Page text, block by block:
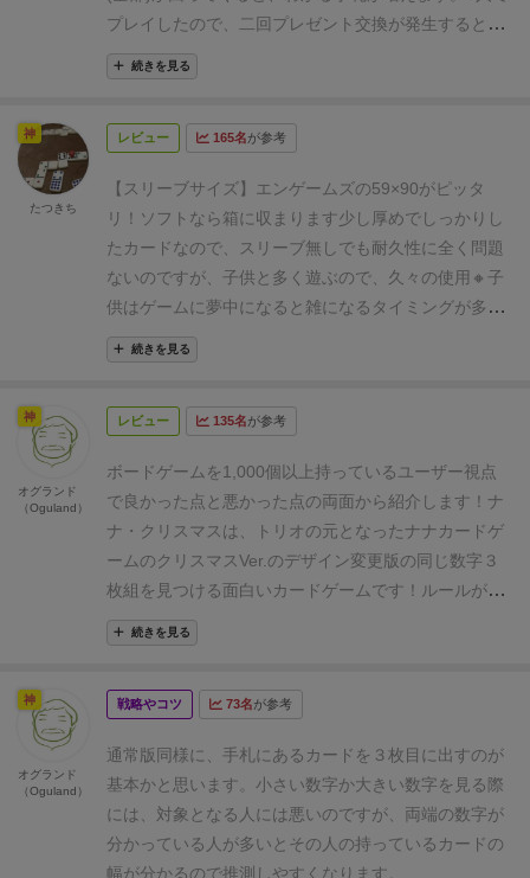
神経衰弱なのですが、通常の神経衰弱との違いは、場
にカードを並べるだけでなく、手札としても配りま
す。そのため、3枚のカードは自分や相手もしくは場
相手や自分のカードで公開できるのは、1番小さい数
字か大きい数字のみです。「◯◯ちゃんの1番大きな
数字見せてください」のような感じで公開していきま
す。同じ数字を2枚持っていても、公開するのは1枚だ
けです。3セットそろえる、足したり引いたりすると7
になるペアをそろえる、もしくは7をそろえた人の勝
ちです。 足し引きして7になる数はカードの下に書か
れているので、ぱっと計算できない子でもわかりま
す。また、7をそろえれば1セットだけで勝利ですが、
す。対象年齢6歳からのゲームなので、色んなゲーム
っていたのですが、なかなか難しいようです。
手札は
絶対に秘密にしなければならないのに、ついこれ2枚
ある〜とか言ってしまうし、まだ端っこにない数字が
3か所どこにあるかわかると出してしまったり。あと
は論理的思考というか、『ママと姉の1番小さい数字
が2で、自分は持ってないから、もう一枚はどちらか
は、まだ難しいようで、記憶力勝負の行き当たりばっ
たりな感じです。そもそも6と9が区別ついてないの
で、並べた時に間違ってたりします（笑） 子供の手で
カードを持ちながら小さい順に並べるのは難しく、カ
ードを落として公開してしまったりするので、カード
スタンドは必要です。もしくは手前に伏せて並べるか
ですね。
7歳なりたて娘と夫には、とっても刺さった
プレイしたので、二回プレゼント交換が発生すると、
過半数以上の手札がわかるので、エンディングに向け
てのスピードが相当、加速して楽しさが増したように
オススメします！
続きを見る
レビュー 165名が参考
【スリーブサイズ】
エンゲームズの59×90がピッタ
リ！ ソフトなら箱に収まります少し厚めでしっかりし
たカードなので、スリーブ無しでも耐久性に全く問題
ないのですが、子供と多く遊ぶので、久々の使用 🔸子
供はゲームに夢中になると雑になるタイミングが多々
あります。仕方の無い事ですが🔸
バージョン🎄🪅
ドから🔔ジングルベル🔔やクリスマスソングが聞こえ
した様に感じます🛷神アート⛄️
ルール自体は『ナナ』
と同じですが、🔸新ルール【プレゼント交換】が加わ
りました
偶数カードの左右の下に🎁プレゼントマーク
が描いてあり、そのカードをセットで獲得すると 『プ
レゼント交換』→手札全て時計回りで隣に渡す🔁ドラ
フトが発生します（全員一斉に手札を交換）
くる当たりにデザイナー宮野さんが、今ノリノリなの
が伝わります→何気に神ががってる❣️
ゼント交換🎁は無くても今まで通り楽しめますが、あ
った方が、悲鳴など声を出して盛り上がるので、あっ
た方がより楽しぃと思います♪（収束性もアップ⤴️）12
回もリプするほど、家族も気に入ってくれて アート🎨
も含めて 傑作だなぁーと、再認識しました🎁🎁🎁
続きを見る
神
たつきち
レビュー 135名が参考
ボードゲームを1,000個以上持っているユーザー視点
で良かった点と悪かった点の両面から紹介します！ ナ
ナ・クリスマスは、トリオの元となったナナカードゲ
ームのクリスマスVer.のデザイン変更版の同じ数字３
枚組を見つける面白いカードゲームです！ ルールがシ
ンプルなので、ゲーム初心者の方もすぐに楽しめま
す！ベースは神経衰弱なものの、徐々に明らかになっ
でいくのが楽しいです。手札運がどうしてもあること
ります・・・ 好き度（Like） ▶3pt.≪★★★≫
おす
すめ度（Recommended）
▶3pt.≪★★★≫子ども
と度（With kids）▶3pt.≪★★★≫ ナナ・クリスマ
ス の簡単なゲームの流れとルール解説はこちらをご覧
続きを見る
神
オグランド
（Oguland）
戦略やコツ 73名が参考
通常版同様に、手札にあるカードを３枚目に出すのが
基本かと思います。小さい数字か大きい数字を見る際
には、対象となる人には悪いのですが、両端の数字が
分かっている人が多いとその人の持っているカードの
幅が分かるので推測しやすくなります。
神
オグランド
（Oguland）